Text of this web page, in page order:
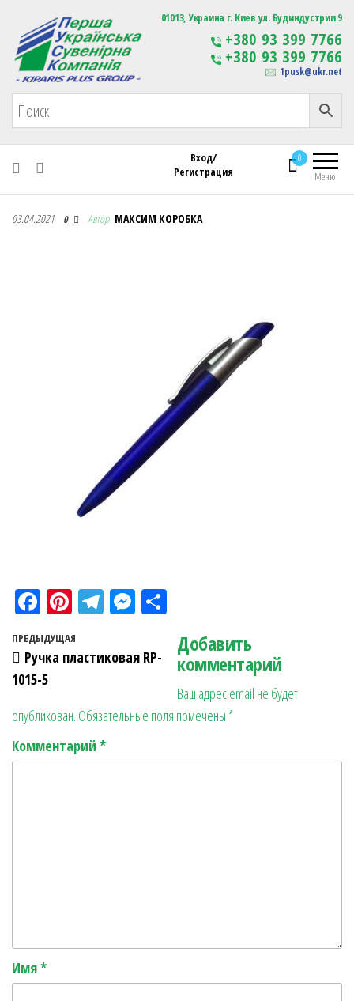
Первая Украинская Сувенирная Компания Изготовление
сувенирной продукции
с логотипом
01013, Украина г. Киев ул. Будиндустрии 9
+380 93 399 7766
+380 93 399 7766
1pusk@ukr.net
Меню
0
Вход/
Регистрация
Первая Украинская Сувенирная Компания
03.04.2021 0 Автор МАКСИМ КОРОБКА
Fa
ce
bo
ok
Pi
nt
er
t
Te
gr
M
se
r
ра
в
ит
ь
Навигация по записям
Предыдущая запись
ПРЕДЫДУЩАЯ
Ручка пластиковая RP-
1015-5
Добавить
комментарий
Ваш адрес email не будет
опубликован. Обязательные поля помечены *
Комментарий *
Имя*